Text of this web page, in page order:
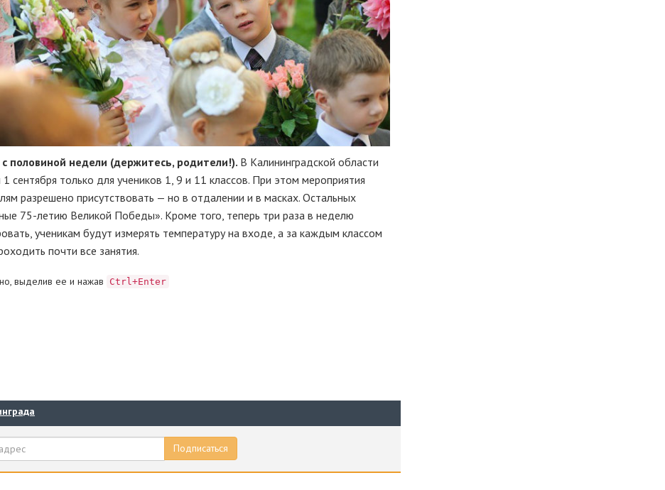
половиной недели (держитесь, родители!). В Калининградской области
сентября только для учеников 1, 9 и 11 классов. При этом мероприятия
разрешено присутствовать — но в отдалении и в масках. Остальных
75-летию Великой Победы». Кроме того, теперь три раза в неделю
ученикам будут измерять температуру на входе, а за каждым классом
почти все занятия.
выделив ее и нажав Ctrl+Enter
Подписаться